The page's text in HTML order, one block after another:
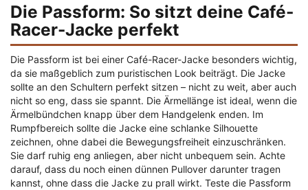
Die Passform: So sitzt deine Café-
Racer-Jacke perfekt
Die Passform ist bei einer Café-Racer-Jacke besonders wichtig,
da sie maßgeblich zum puristischen Look beiträgt. Die Jacke
sollte an den Schultern perfekt sitzen – nicht zu weit, aber auch
nicht so eng, dass sie spannt. Die Ärmellänge ist ideal, wenn die
Ärmelbündchen knapp über dem Handgelenk enden. Im
Rumpfbereich sollte die Jacke eine schlanke Silhouette
zeichnen, ohne dabei die Bewegungsfreiheit einzuschränken.
Sie darf ruhig eng anliegen, aber nicht unbequem sein. Achte
darauf, dass du noch einen dünnen Pullover darunter tragen
kannst, ohne dass die Jacke zu prall wirkt. Teste die Passform